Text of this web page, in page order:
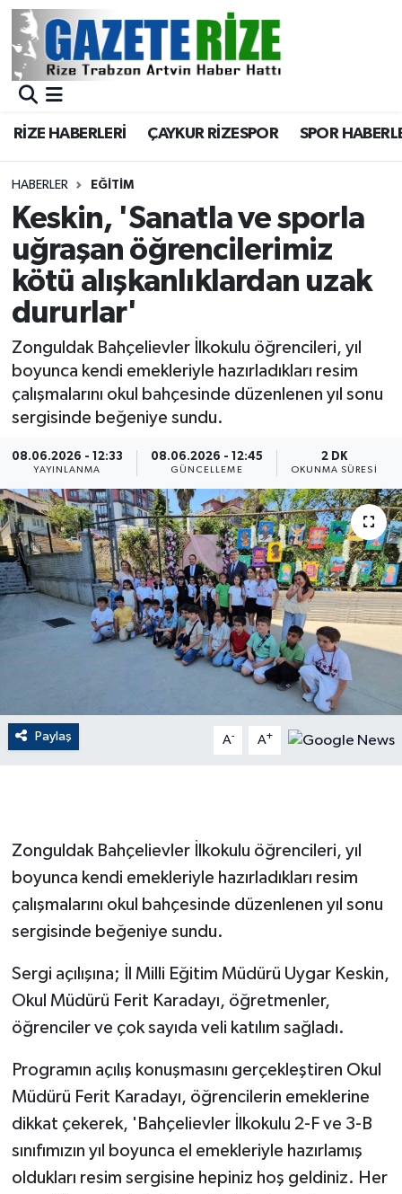
RİZE HABERLERİ ÇAYKUR RİZESPOR SPOR
HABERLER EĞİTİM
Keskin, 'Sanatla ve sporla
uğraşan öğrencilerimiz
kötü alışkanlıklardan uzak
dururlar'
Zonguldak Bahçelievler İlkokulu öğrencileri, yıl
boyunca kendi emekleriyle hazırladıkları resim
çalışmalarını okul bahçesinde düzenlenen yıl sonu
sergisinde beğeniye sundu.
08.06.2026 - 12:33
YAYINLANMA
08.06.2026 - 12:45
GÜNCELLEME
2 DK
OKUNMA SÜRESI
Paylaş A- A+
Zonguldak Bahçelievler İlkokulu öğrencileri, yıl
boyunca kendi emekleriyle hazırladıkları resim
çalışmalarını okul bahçesinde düzenlenen yıl sonu
sergisinde beğeniye sundu.
Sergi açılışına; İl Milli Eğitim Müdürü Uygar Keskin,
Okul Müdürü Ferit Karadayı, öğretmenler,
öğrenciler ve çok sayıda veli katılım sağladı.
Programın açılış konuşmasını gerçekleştiren Okul
Müdürü Ferit Karadayı, öğrencilerin emeklerine
dikkat çekerek, 'Bahçelievler İlkokulu 2-F ve 3-B
sınıfımızın yıl boyunca el emekleriyle hazırlamış
oldukları resim sergisine hepiniz hoş geldiniz. Her
BÖLGEMİZ
Asayiş
Rize Jandarma Komutanlığı
Bilim Teknoloji
Bölge
Advertising news
Canlı Maç
Dış Haberler
Dünya
EĞİTİM
EKONOMİ
Flaş Haber
GENEL
Güvenlik
HABERDE İNSAN
İNSAN
İş Dünyası
Jandarma
Kadın
Merkez Nöbetçi Eczaneler
Merkez Trafik Yoğunluk Haritası
Süper Lig Puan Durumu ve Fikstür
Tüm Manşetler
Son Dakika Haberleri
Haber Arşivi